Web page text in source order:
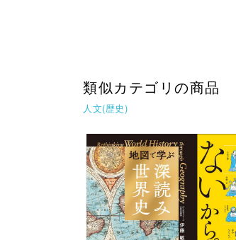
類似カテゴリの商品
人文(歴史)